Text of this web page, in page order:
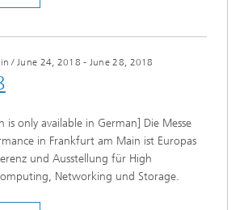
/June 24, 2018 - June 28, 2018
is only available in German] Die Messe
in Frankfurt am Main ist Europas
und Ausstellung für High
Networking und Storage.